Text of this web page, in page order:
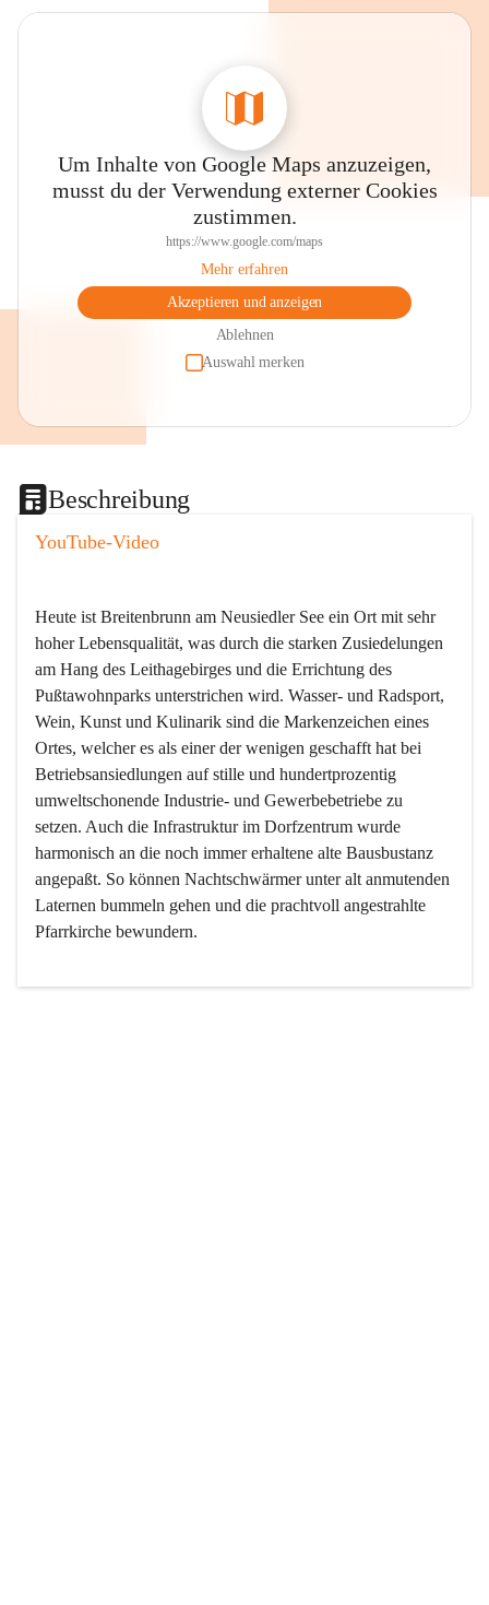
Um Inhalte von Google Maps anzuzeigen,
musst du der Verwendung externer Cookies
zustimmen.
https://www.google.com/maps
Mehr erfahren
Akzeptieren und anzeigen
Ablehnen
Auswahl merken
Beschreibung
YouTube-Video
Heute ist Breitenbrunn am Neusiedler See ein Ort mit sehr
hoher Lebensqualität, was durch die starken Zusiedelungen
am Hang des Leithagebirges und die Errichtung des
Pußtawohnparks unterstrichen wird. Wasser- und Radsport,
Wein, Kunst und Kulinarik sind die Markenzeichen eines
Ortes, welcher es als einer der wenigen geschafft hat bei
Betriebsansiedlungen auf stille und hundertprozentig
umweltschonende Industrie- und Gewerbebetriebe zu
setzen. Auch die Infrastruktur im Dorfzentrum wurde
harmonisch an die noch immer erhaltene alte Bausbustanz
angepaßt. So können Nachtschwärmer unter alt anmutenden
Laternen bummeln gehen und die prachtvoll angestrahlte
Pfarrkirche bewundern.
Der Weinbau dominert heute nicht mehr, ist aber integrativer